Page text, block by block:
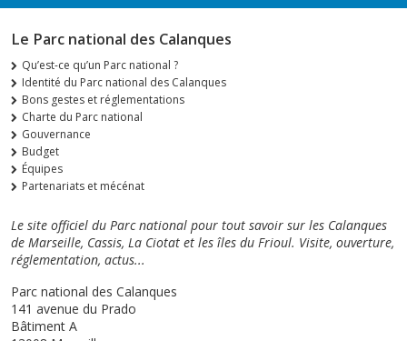
Le Parc national des Calanques
Qu’est-ce qu’un Parc national ?
Identité du Parc national des Calanques
Bons gestes et réglementations
Charte du Parc national
Gouvernance
Budget
Équipes
Partenariats et mécénat
Le site officiel du Parc national pour tout savoir sur les Calanques
de Marseille, Cassis, La Ciotat et les îles du Frioul. Visite, ouverture,
réglementation, actus...
Parc national des Calanques
141 avenue du Prado
Bâtiment A